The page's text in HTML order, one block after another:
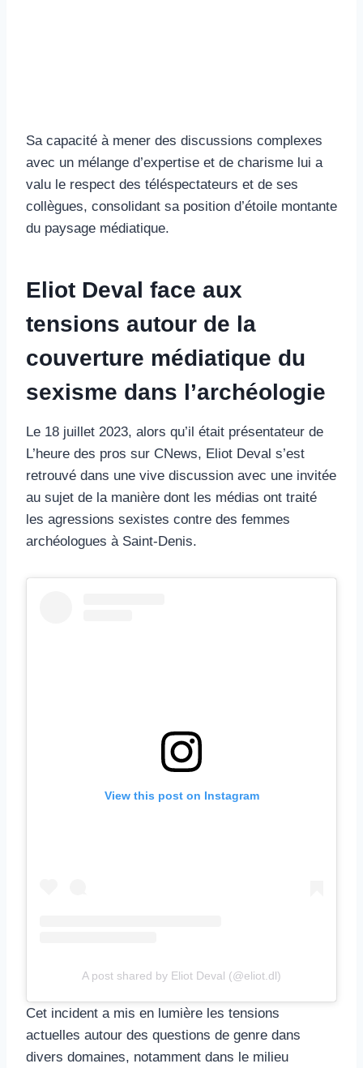
Sa capacité à mener des discussions complexes
avec un mélange d’expertise et de charisme lui a
valu le respect des téléspectateurs et de ses
collègues, consolidant sa position d’étoile montante
du paysage médiatique.
Eliot Deval face aux
tensions autour de la
couverture médiatique du
sexisme dans l’archéologie
Le 18 juillet 2023, alors qu’il était présentateur de
L’heure des pros sur CNews, Eliot Deval s’est
retrouvé dans une vive discussion avec une invitée
au sujet de la manière dont les médias ont traité
les agressions sexistes contre des femmes
archéologues à Saint-Denis.
View this post on Instagram
A post shared by Eliot Deval (@eliot.dl)
Cet incident a mis en lumière les tensions
actuelles autour des questions de genre dans
divers domaines, notamment dans le milieu